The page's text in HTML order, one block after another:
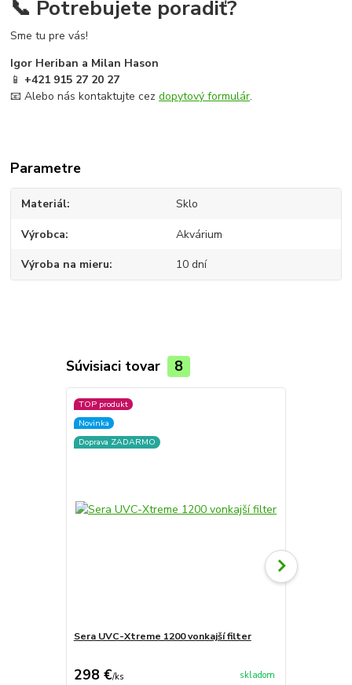
📞 Potrebujete poradiť?
Sme tu pre vás!
Igor Heriban a Milan Hason
📱 +421 915 27 20 27
📧 Alebo nás kontaktujte cezdopytový formulár.
Parametre
Materiál Sklo
Výrobca Akvárium
Výroba na mieru 10 dní
Súvisiaci tovar 8
TOP produkt
Novinka
Doprava ZADARMO
Sera UVC-Xtreme 1200 vonkajší filter
298 €/ks skladom